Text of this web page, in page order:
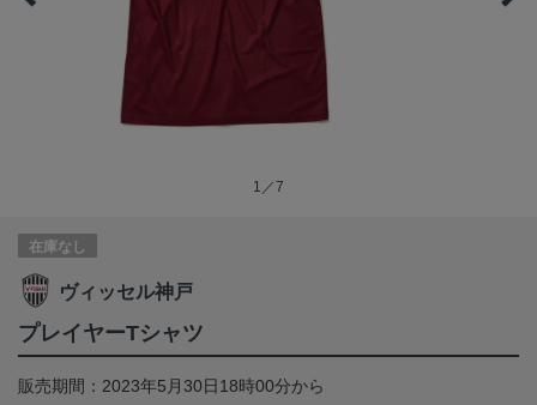
1／7
在庫なし
ヴィッセル神戸
プレイヤーTシャツ
販売期間：2023年5月30日18時00分から